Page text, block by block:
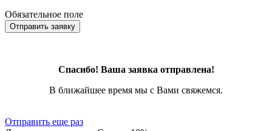
Обязательное поле
Отправить заявку
Спасибо! Ваша заявка отправлена!
В ближайшее время мы с Вами свяжемся.
Отправить еще раз